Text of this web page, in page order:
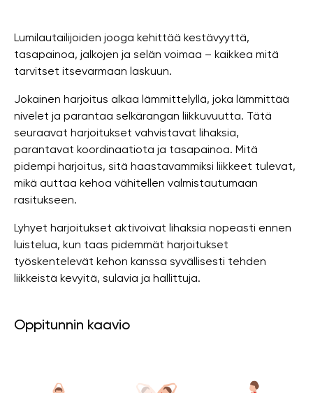
Lumilautailijoiden jooga kehittää kestävyyttä,
tasapainoa, jalkojen ja selän voimaa – kaikkea mitä
tarvitset itsevarmaan laskuun.
Jokainen harjoitus alkaa lämmittelyllä, joka lämmittää
nivelet ja parantaa selkärangan liikkuvuutta. Tätä
seuraavat harjoitukset vahvistavat lihaksia,
parantavat koordinaatiota ja tasapainoa. Mitä
pidempi harjoitus, sitä haastavammiksi liikkeet tulevat,
mikä auttaa kehoa vähitellen valmistautumaan
rasitukseen.
Lyhyet harjoitukset aktivoivat lihaksia nopeasti ennen
luistelua, kun taas pidemmät harjoitukset
työskentelevät kehon kanssa syvällisesti tehden
liikkeistä kevyitä, sulavia ja hallittuja.
Oppitunnin kaavio